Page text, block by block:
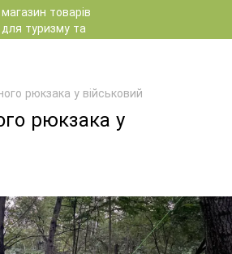
рюкзака у військовий
рюкзака у